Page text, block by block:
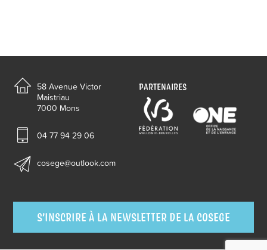
58 Avenue Victor
Maistriau
7000 Mons
04 77 94 29 06
cosege@outlook.com
PARTENAIRES
S’INSCRIRE À LA NEWSLETTER DE LA COSEGE